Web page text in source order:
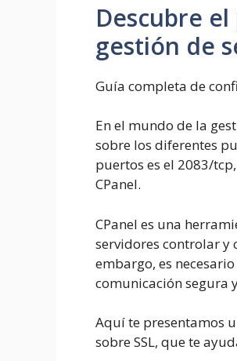
Descubre
gestión de
Guía completa de
En el mundo de la
sobre los diferentes
puertos es el 2083/
CPanel.
CPanel es una
servidores controlar y
embargo, es
comunicación segura
Aquí te presentamos
sobre SSL, que te